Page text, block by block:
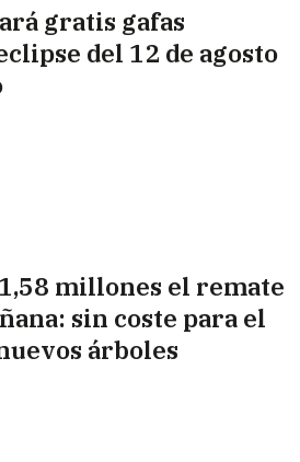
gratis gafas
del 12 de agosto
millones el remate
sin coste para el
árboles